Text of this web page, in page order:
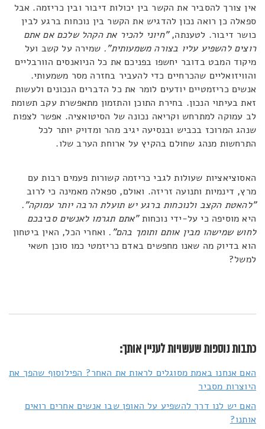
אין צורך להסביר את הקשר בין יכולות דיבור ובין כריזמה. אבל
ספאלה כן רואה נכון להדגיש את הקשר בין נוכחות ברגע לבין
כושר דיבור. לטענתה,"חיוני להכיר את הקהל שלכם אם אתם
רוצים להשפיע עליו בצורה משמעותית". שמירה על קשב ועל
מיקוד המבט בדובר יחשפו בפניכם את כל הניואנסים הוורבליים
והוויזואליים שהכרחיים כדי להעביר בחזרה מסר משמעותי.
אנשים כריזמטיים יודעים לומר את כל הדברים הנכונים ולעשות
זאת בעיתוי הנכון. בחירת התוכן והתזמון מתאפשרת עקב תשומת
לב עמוקה למתרחש וקריאה נכונה של הסיטואציה. אפשר לצפות
שנהג המרוכז בכביש ובנסיעה יגיב מהר ומדויק יותר לכל
התרחשות מנהג שחולם בהקיץ על ארוחת הערב שלו.
האסוציאציות שעולות לגבי כריזמה קשורות פעמים רבות עם
מרץ, דינמיות ותנועה זריזה. ואולם, ספאלה מאמינה כי לרוב
"להאטת הקצב ולנוכחות ברגע יש תועלת הרבה יותר עמוקה".
היא מוסיפה כי על-ידי נוכחות"אתם תגרמו לאנשים סביבכם
לחוש שמישהו מבין אותם ותומך בהם". ואחרי הכל, האין ביטחון
הוא בדיוק מה שאנו מחפשים באדם כריזמטי כמו סוכן חשאי
למשל?
כתבות נוספות שעשויות לעניין אותך:
האם אנחנו באמת מסוגלים לראות את האחר? הפילוסוף שהפך את
היוצרות מסביר
האם יש לנו דרך להשפיע על האופן שבו אנשים אחרים רואים
אותנו?